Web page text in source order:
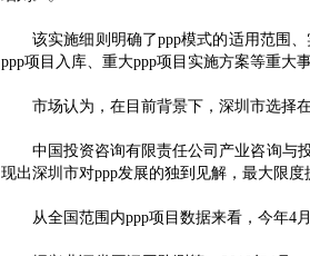
该实施细则明确了ppp模式的适用范围
ppp项目入库、重大ppp项目实施方案等重大事
市场认为，在目前背景下，深圳市选择
中国投资咨询有限责任公司产业咨询与
现出深圳市对ppp发展的独到见解，最大限度
从全国范围内ppp项目数据来看，今年4